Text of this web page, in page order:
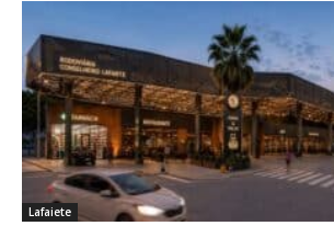
Lafaiete